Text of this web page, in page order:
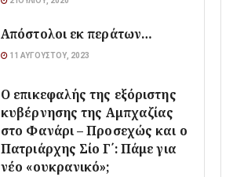
Απόστολοι εκ περάτων…
11 ΑΥΓΟΎΣΤΟΥ, 2023
Ο επικεφαλής της εξόριστης
κυβέρνησης της Αμπχαζίας
στο Φανάρι – Προσεχώς και ο
Πατριάρχης Σίο Γ΄: Πάμε για
νέο «ουκρανικό»;